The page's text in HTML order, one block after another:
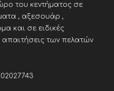
του κεντήματος σε
, αξεσουάρ ,
και σε ειδικές
απαιτήσεις των πελατών